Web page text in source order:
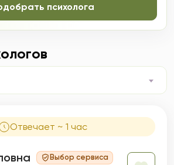
психолога
Отвечает ~ 1 час
Выбор сервиса